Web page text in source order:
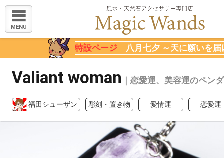
MENU
特設ページ 八月七夕 ～天に願いを届
Valiant woman ｜恋愛運、美容運のペン
福田シューザン 彫刻・置き物 愛情運 恋愛運